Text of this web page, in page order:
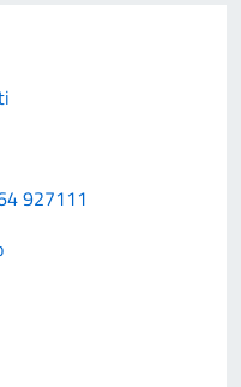
927111